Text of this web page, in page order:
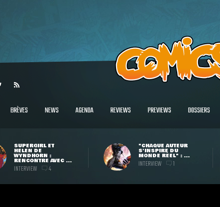
BRÈVES NEWS AGENDA REVIEWS PREVIEWS DOSSIERS
SUPERGIRL ET
HELEN DE
WYNDHORN :
RENCONTRE AVEC ...
INTERVIEW 4
"CHAQUE AUTEUR
S'INSPIRE DU
MONDE RÉEL" : ...
INTERVIEW 1